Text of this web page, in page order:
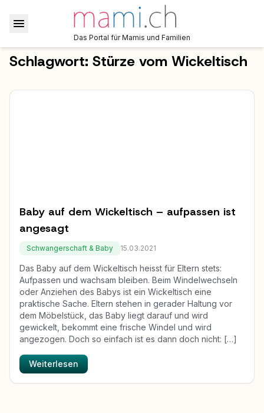
Das Portal für Mamis und Familien
Schlagwort: Stürze vom Wickeltisch
Baby auf dem Wickeltisch – aufpassen ist
angesagt
Schwangerschaft & Baby 15.03.2021
Das Baby auf dem Wickeltisch heisst für Eltern stets:
Aufpassen und wachsam bleiben. Beim Windelwechseln
oder Anziehen des Babys ist ein Wickeltisch eine
praktische Sache. Eltern stehen in gerader Haltung vor
dem Möbelstück, das Baby liegt darauf und wird
gewickelt, bekommt eine frische Windel und wird
angezogen. Doch so einfach ist es dann doch nicht: […]
Weiterlesen